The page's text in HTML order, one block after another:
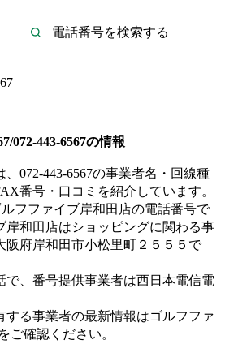
072-443-6567の情報
072-443-6567の事業者名・回線種
番号・口コミを紹介しています。
ルフファイブ岸和田店の電話番号で
岸和田店はショッピングに関わる事
阪府岸和田市小松里町２５５５ で
で、番号提供事業者は西日本電信電
する事業者の最新情報はゴルフファ
をご確認ください。